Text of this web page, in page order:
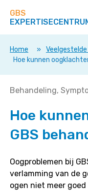
direct
op
deze
GBS
Home »
Hoe kunnen
Hoe
oogklachten
GBS
worden?
Behandeling
Hoe
GBS
Oogproblemen bij
verlamming van de
ogen niet meer